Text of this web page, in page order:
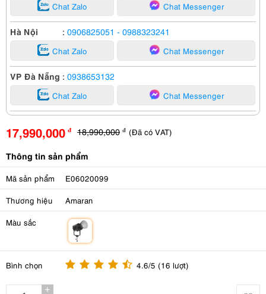
Chat Zalo Chat Messenger
Hà Nội : 0906825051 - 0988323241
Chat Zalo Chat Messenger
VP Đà Nẵng : 0938653132
Chat Zalo Chat Messenger
17,990,000 đ 18,990,000 đ (Đã có VAT)
Thông tin sản phẩm
Mã sản phẩm E06020099
Thương hiệu Amaran
Màu sắc
Bình chọn 4.6/5 (16 lượt)
+